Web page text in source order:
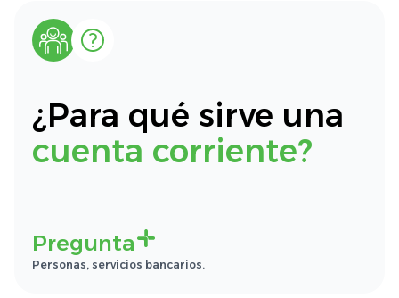
¿Para qué sirve una
cuenta corriente?
Pregunta
Personas, servicios bancarios.